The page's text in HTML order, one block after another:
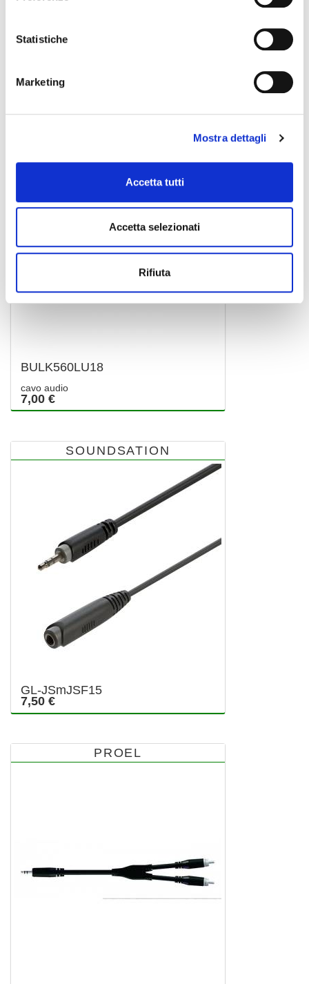
Statistiche
Marketing
Mostra dettagli
Accetta tutti
Accetta selezionati
Rifiuta
BULK515LU3
7,00 €
BULK560LU18
cavo audio
7,00 €
SOUNDSATION
GL-JSmJSF15
7,50 €
PROEL